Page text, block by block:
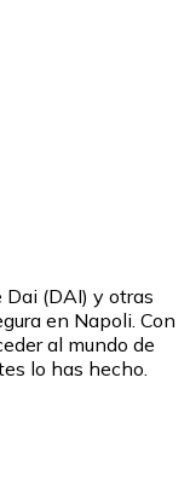
Dai (DAI) y otras
en Napoli. Con
al mundo de
lo has hecho.